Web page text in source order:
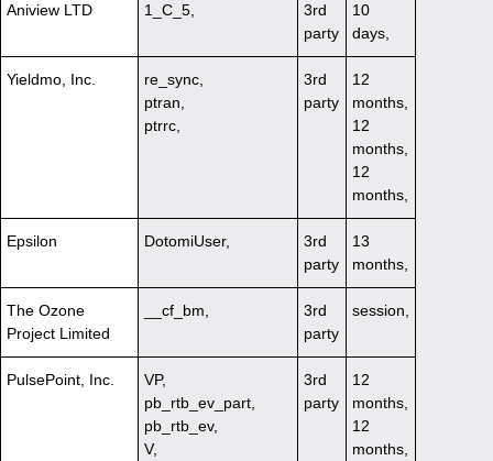
Aniview LTD 1_C_5,
3rd
party
10
days,
Yieldmo, Inc.
re_sync,
ptran,
ptrrc,
3rd
party
12
months,
12
months,
12
months,
Epsilon DotomiUser,
3rd
party
13
months,
The Ozone
Project Limited
__cf_bm,
3rd
party
session,
PulsePoint, Inc.
VP,
pb_rtb_ev_part,
pb_rtb_ev,
V,
3rd
party
12
months,
12
months,